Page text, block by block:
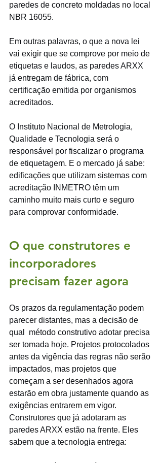
paredes de concreto moldadas no local
NBR 16055.
Em outras palavras, o que a nova lei
vai exigir que se comprove por meio de
etiquetas e laudos, as paredes ARXX
já entregam de fábrica, com
certificação emitida por organismos
acreditados.
O Instituto Nacional de Metrologia,
Qualidade e Tecnologia será o
responsável por fiscalizar o programa
de etiquetagem. E o mercado já sabe:
edificações que utilizam sistemas com
acreditação INMETRO têm um
caminho muito mais curto e seguro
para comprovar conformidade.
O que construtores e
incorporadores
precisam fazer agora
Os prazos da regulamentação podem
parecer distantes, mas a decisão de
qual  método construtivo adotar precisa
ser tomada hoje. Projetos protocolados
antes da vigência das regras não serão
impactados, mas projetos que
começam a ser desenhados agora
estarão em obra justamente quando as
exigências entrarem em vigor.
Construtores que já adotaram as
paredes ARXX estão na frente. Eles
sabem que a tecnologia entrega: